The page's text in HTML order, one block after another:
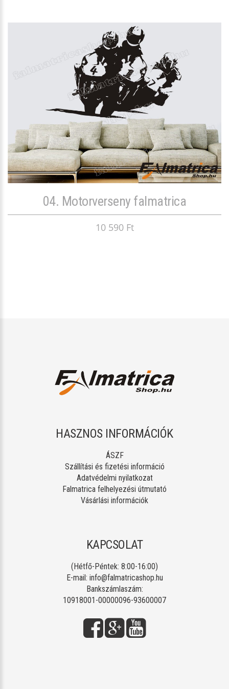
04. Motorverseny falmatrica
10 590 Ft
HASZNOS INFORMÁCIÓK
ÁSZF
Szállítási és fizetési információ
Adatvédelmi nyilatkozat
Falmatrica felhelyezési útmutató
Vásárlási információk
KAPCSOLAT
(Hétfő-Péntek: 8:00-16:00)
E-mail: info@falmatricashop.hu
Bankszámlaszám:
10918001-00000096-93600007